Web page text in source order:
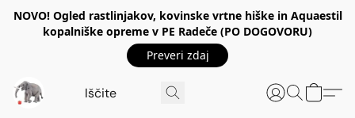
NOVO! Ogled rastlinjakov, kovinske vrtne hiške in Aquaestil
kopalniške opreme v PE Radeče (PO DOGOVORU)
Preveri zdaj